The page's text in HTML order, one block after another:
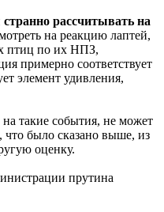
рассчитывать на
на реакцию лаптей,
птиц по их НПЗ,
примерно соответствует
элемент удивления,
такие события, не может
было сказано выше, из
оценку.
прутина